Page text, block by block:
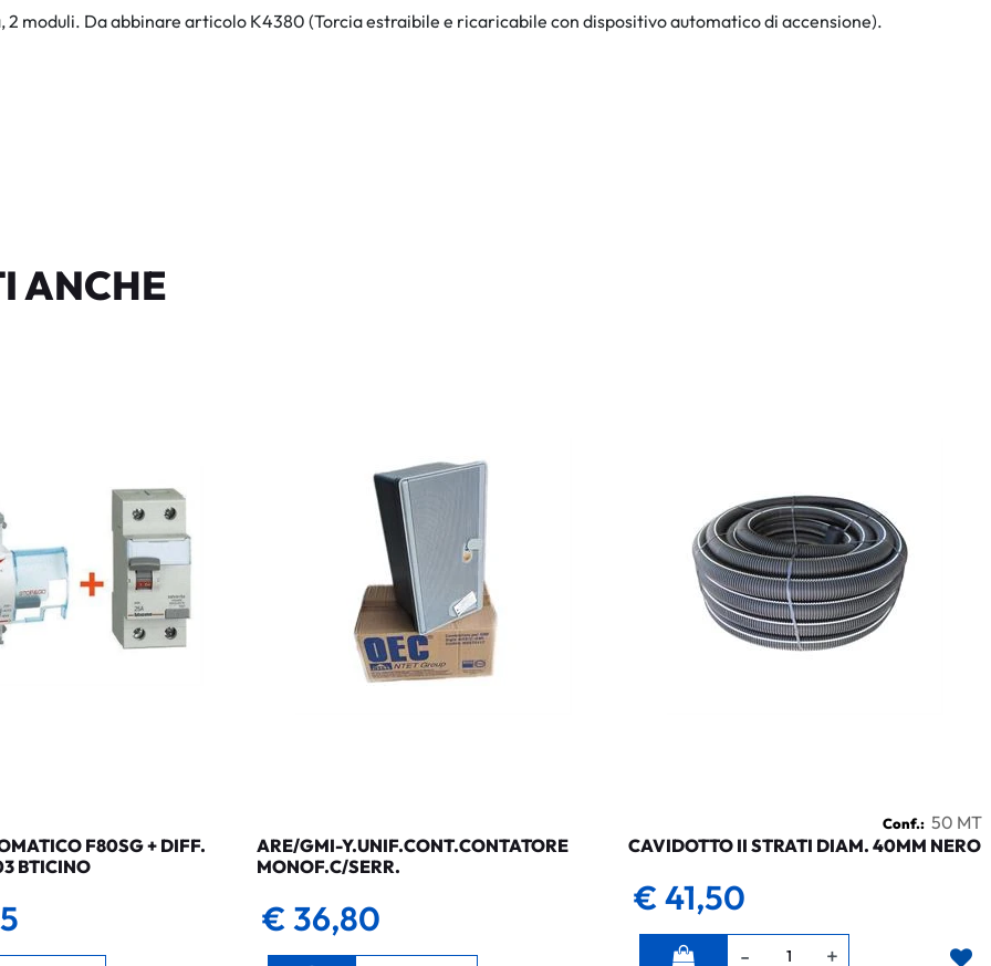
moduli. Da abbinare articolo K4380 (Torcia estraibile e ricaricabile con dispositivo automatico di accensione).
ANCHE
F80SG + DIFF.
BTICINO
ARE/GMI-Y.UNIF.CONT.CONTATORE
MONOF.C/SERR.
€ 36,80
Conf.: 50 MT
CAVIDOTTO II STRATI DIAM. 40MM NERO
€ 41,50
Quantità